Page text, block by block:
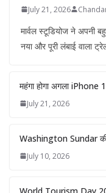
July 21, 2026
मार्वल स्टूडियोज ने अपनी
नया और पूरी लंबाई वाला
महंगा होगा अगला iPhone
July 21, 2026
Washington Sundar की
July 10, 2026
World Tourism Day